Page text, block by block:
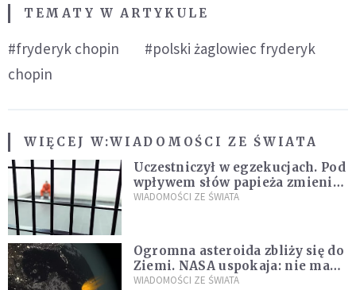
TEMATY W ARTYKULE
#fryderyk chopin
#polski żaglowiec fryderyk
chopin
WIĘCEJ W:WIADOMOŚCI ZE ŚWIATA
Uczestniczył w egzekucjach. Pod
wpływem słów papieża zmienił
zdanie
WIADOMOŚCI ZE ŚWIATA
Ogromna asteroida zbliży się do
Ziemi. NASA uspokaja: nie ma
zagrożenia
WIADOMOŚCI ZE ŚWIATA